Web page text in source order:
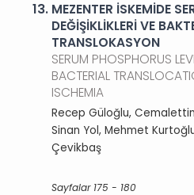
13. MEZENTER İSKEMİDE
DEĞİŞİKLİKLERİ VE
TRANSLOKASYON
SERUM PHOSPHORUS
BACTERIAL
ISCHEMIA
Recep Güloğlu,
Sinan Yol, Mehmet
Çevikbaş
Sayfalar 175 - 180